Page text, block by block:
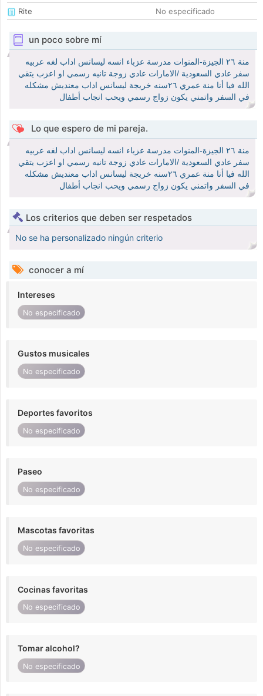
Rite
No especificado
un poco sobre mí
منة ٢٦ الجيزة-المنوات مدرسة عزباء انسه ليسانس اداب لغه عربيه
سفر عادي السعودية /الامارات عادي زوجة تانيه رسمي او اعزب يتقي
الله فيا أنا منة عمري ٢٦سنه خريجة ليسانس اداب معنديش مشكله
في السفر واتمني يكون زواج رسمي ويحب انجاب أطفال
Lo que espero de mi pareja.
منة ٢٦ الجيزة-المنوات مدرسة عزباء انسه ليسانس اداب لغه عربيه
سفر عادي السعودية /الامارات عادي زوجة تانيه رسمي او اعزب يتقي
الله فيا أنا منة عمري ٢٦سنه خريجة ليسانس اداب معنديش مشكله
في السفر واتمني يكون زواج رسمي ويحب انجاب أطفال
Los criterios que deben ser respetados
No se ha personalizado ningún criterio
conocer a mí
Intereses
No especificado
Gustos musicales
No especificado
Deportes favoritos
No especificado
Paseo
No especificado
Mascotas favoritas
No especificado
Cocinas favoritas
No especificado
Tomar alcohol?
No especificado